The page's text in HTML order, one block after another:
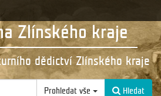
Zlínského kraje
dědictví Zlínského kraje
Prohledat vše Hledat